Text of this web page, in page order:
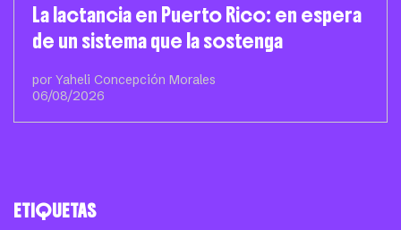
La lactancia en Puerto Rico: en espera
de un sistema que la sostenga
por Yaheli Concepción Morales
06/08/2026
ETIQUETAS